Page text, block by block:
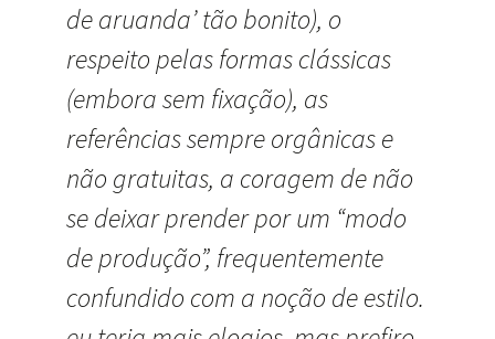
de aruanda’ tão bonito), o
respeito pelas formas clássicas
(embora sem fixação), as
referências sempre orgânicas e
não gratuitas, a coragem de não
se deixar prender por um “modo
de produção”, frequentemente
confundido com a noção de estilo.